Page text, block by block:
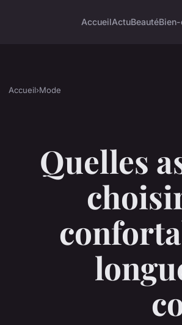
AccueilActuBeauté
Accueil›Mode
Quelles